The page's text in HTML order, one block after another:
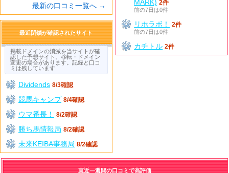
最新の口コミ一覧へ →
MARK) 2件
前の7日は0件
リホラボ！
2件
前の7日は0件
カチトル 2件
最近閉鎖が確認されたサイト
掲載ドメインの消滅を当サイトが確
認した予想サイト。移転・ドメイン
変更の場合があります。記録と口コ
ミは残しています
Dividends 8/3確認
競馬キャンプ 8/4確認
ウマ番長！ 8/2確認
勝ち馬情報局 8/2確認
未来KEIBA事務局 8/2確認
直近一週間の口コミで高評価